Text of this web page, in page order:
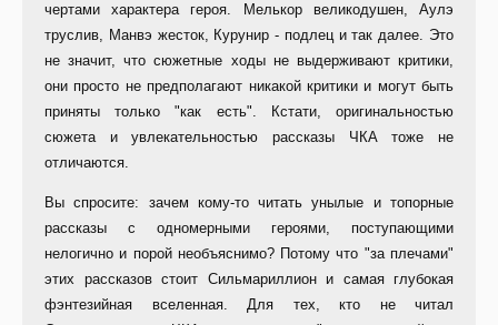
чертами характера героя. Мелькор великодушен, Аулэ
труслив, Манвэ жесток, Курунир - подлец и так далее. Это
не значит, что сюжетные ходы не выдерживают критики,
они просто не предполагают никакой критики и могут быть
приняты только "как есть". Кстати, оригинальностью
сюжета и увлекательностью рассказы ЧКА тоже не
отличаются.
Вы спросите: зачем кому-то читать унылые и топорные
рассказы с одномерными героями, поступающими
нелогично и порой необъяснимо? Потому что "за плечами"
этих рассказов стоит Сильмариллион и самая глубокая
фэнтезийная вселенная. Для тех, кто не читал